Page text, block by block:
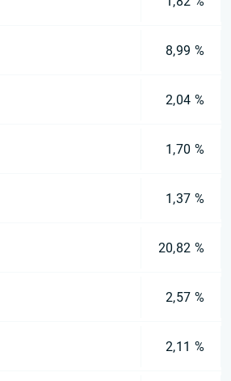
8,99 %
2,04 %
1,70 %
1,37 %
20,82 %
2,57 %
2,11 %